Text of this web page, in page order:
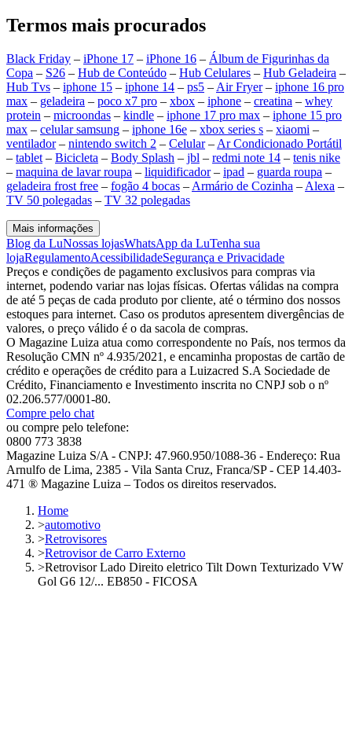
Termos mais procurados
Black Friday – iPhone 17 – iPhone 16 – Álbum de Figurinhas da
Copa – S26 – Hub de Conteúdo – Hub Celulares – Hub Geladeira –
Hub Tvs – iphone 15 – iphone 14 – ps5 – Air Fryer– iphone 16 pro
max – geladeira – poco x7 pro – xbox – iphone – creatina – whey
protein – microondas – kindle – iphone 17 pro max – iphone 15 pro
max – celular samsung – iphone 16e – xbox series s – xiaomi –
ventilador– nintendo switch 2 – Celular– Ar Condicionado Portátil
– tablet – Bicicleta – Body Splash – jbl – redmi note 14 – tenis nike
– maquina de lavar roupa – liquidificador– ipad – guarda roupa –
geladeira frost free – fogão 4 bocas – Armário de Cozinha – Alexa –
TV 50 polegadas – TV 32 polegadas
Mais informações
Blog da LuNossas lojasWhatsApp da LuTenha sua
lojaRegulamentoAcessibilidadeSegurança e Privacidade
Preços e condições de pagamento exclusivos para compras via
internet, podendo variar nas lojas físicas. Ofertas válidas na compra
de até 5 peças de cada produto por cliente, até o término dos nossos
estoques para internet. Caso os produtos apresentem divergências de
valores, o preço válido é o da sacola de compras.
O Magazine Luiza atua como correspondente no País, nos termos da
Resolução CMN nº 4.935/2021, e encaminha propostas de cartão de
crédito e operações de crédito para a Luizacred S.A Sociedade de
Crédito, Financiamento e Investimento inscrita no CNPJ sob o nº
02.206.577/0001-80.
Compre pelo chat
ou compre pelo telefone:
0800 773 3838
Magazine Luiza S/A - CNPJ: 47.960.950/1088-36 - Endereço: Rua
Arnulfo de Lima, 2385 - Vila Santa Cruz, Franca/SP - CEP 14.403-
471 ® Magazine Luiza – Todos os direitos reservados.
Home
>automotivo
>Retrovisores
>Retrovisor de Carro Externo
>Retrovisor Lado Direito eletrico Tilt Down Texturizado VW
Gol G6 12/... EB850 - FICOSA